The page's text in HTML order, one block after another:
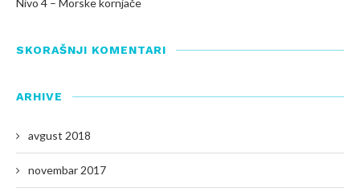
SKORAŠNJI KOMENTARI
ARHIVE
avgust 2018
novembar 2017